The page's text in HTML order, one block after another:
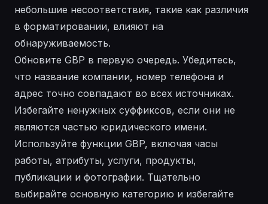
небольшие несоответствия, такие как различия
в форматировании, влияют на
обнаруживаемость.
Обновите GBP в первую очередь. Убедитесь,
что название компании, номер телефона и
адрес точно совпадают во всех источниках.
Избегайте ненужных суффиксов, если они не
являются частью юридического имени.
Используйте функции GBP, включая часы
работы, атрибуты, услуги, продукты,
публикации и фотографии. Тщательно
выбирайте основную категорию и избегайте